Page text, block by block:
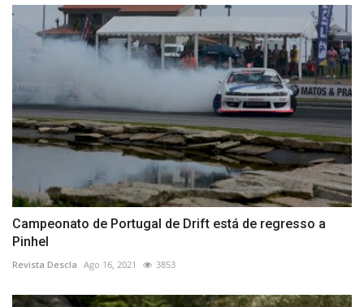
Campeonato de Portugal de Drift está de regresso a
Pinhel
Revista Descla Ago 16, 2021 3853